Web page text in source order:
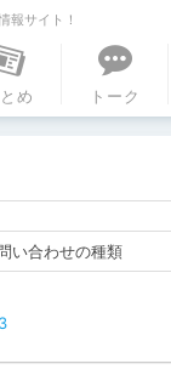
報サイト！
ル
め
トーク
い合わせの種類